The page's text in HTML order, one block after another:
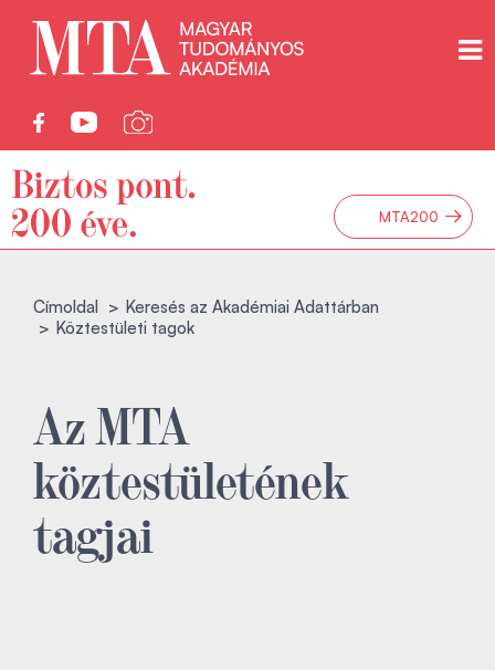
MTA200 →
Címoldal
Keresés az Akadémiai Adattárban
Köztestületi tagok
Az MTA
köztestületének
tagjai